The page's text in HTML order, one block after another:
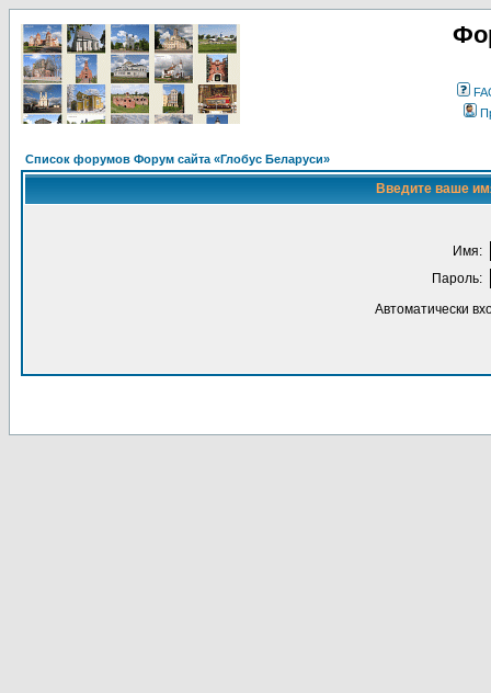
Список форумов Форум сайта «Глобус Беларуси»
Введите ваше
Имя:
Пароль:
Автоматически